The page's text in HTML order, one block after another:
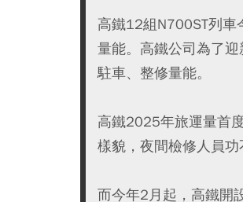
高鐵12組N700ST列
量能。高鐵公司為了
駐車、整修量能。
高鐵2025年旅運量首
樣貌，夜間檢修人員功
而今年2月起，高鐵開